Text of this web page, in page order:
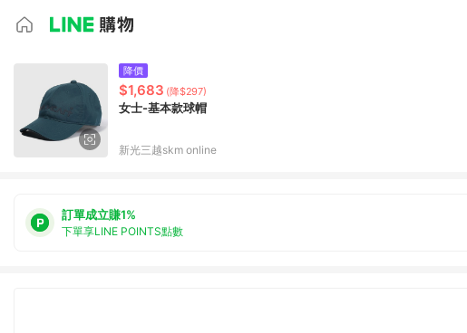
降價
$1,683 (降$297)
女士-基本款球帽
新光三越skm online
訂單成立賺1%
下單享LINE POINTS點數